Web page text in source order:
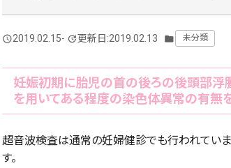
query_builder2019.02.15- update更新日:2019.02.13 folder 未分類
妊娠初期に胎児の首の後ろの後頭部浮
を用いてある程度の染色体異常の有無
超音波検査は通常の妊婦健診でも行われていま
す。